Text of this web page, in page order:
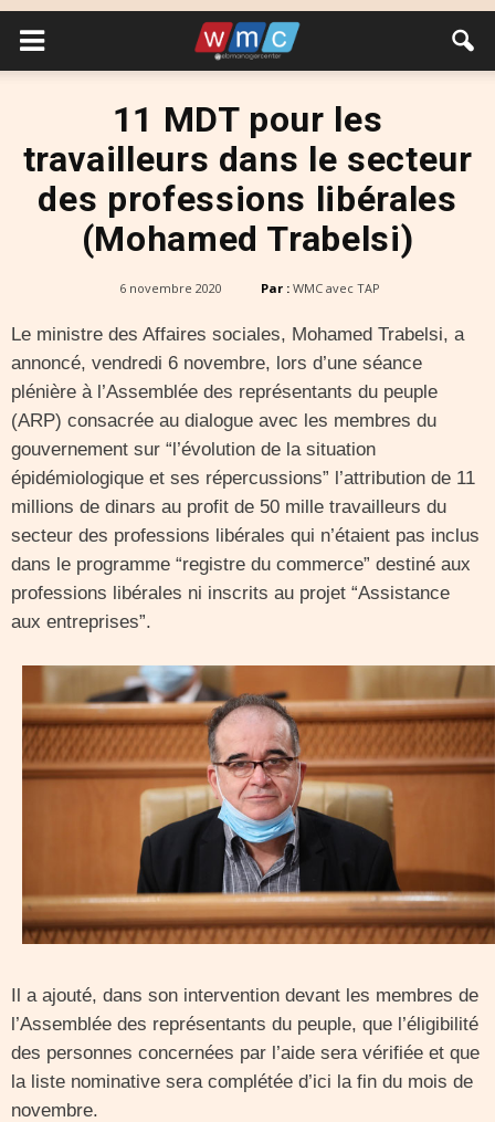
11 MDT pour les
travailleurs dans le secteur
des professions libérales
(Mohamed Trabelsi)
6 novembre 2020 Par : WMC avec TAP
Le ministre des Affaires sociales, Mohamed Trabelsi, a
annoncé, vendredi 6 novembre, lors d’une séance
plénière à l’Assemblée des représentants du peuple
(ARP) consacrée au dialogue avec les membres du
gouvernement sur “l’évolution de la situation
épidémiologique et ses répercussions” l’attribution de 11
millions de dinars au profit de 50 mille travailleurs du
secteur des professions libérales qui n’étaient pas inclus
dans le programme “registre du commerce” destiné aux
professions libérales ni inscrits au projet “Assistance
aux entreprises”.
Il a ajouté, dans son intervention devant les membres de
l’Assemblée des représentants du peuple, que l’éligibilité
des personnes concernées par l’aide sera vérifiée et que
la liste nominative sera complétée d’ici la fin du mois de
novembre.